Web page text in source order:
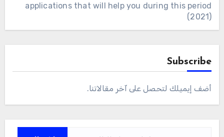
applications that will help you during this period
(2021)
Subscribe
أضف إيميلك لتحصل على آخر مقالاتنا.